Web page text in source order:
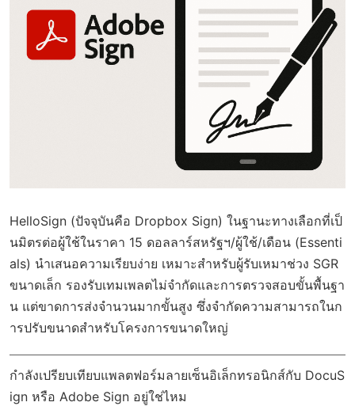
HelloSign (ปัจจุบันคือ Dropbox Sign) ในฐานะทางเลือกที่เป็
นมิตรต่อผู้ใช้ในราคา 15 ดอลลาร์สหรัฐฯ/ผู้ใช้/เดือน (Essenti
als) นำเสนอความเรียบง่าย เหมาะสำหรับผู้รับเหมาช่วง SGR
ขนาดเล็ก รองรับเทมเพลตไม่จำกัดและการตรวจสอบขั้นพื้นฐา
น แต่ขาดการส่งจำนวนมากขั้นสูง ซึ่งจำกัดความสามารถในก
ารปรับขนาดสำหรับโครงการขนาดใหญ่
กำลังเปรียบเทียบแพลตฟอร์มลายเซ็นอิเล็กทรอนิกส์กับ DocuS
ign หรือ Adobe Sign อยู่ใช่ไหม